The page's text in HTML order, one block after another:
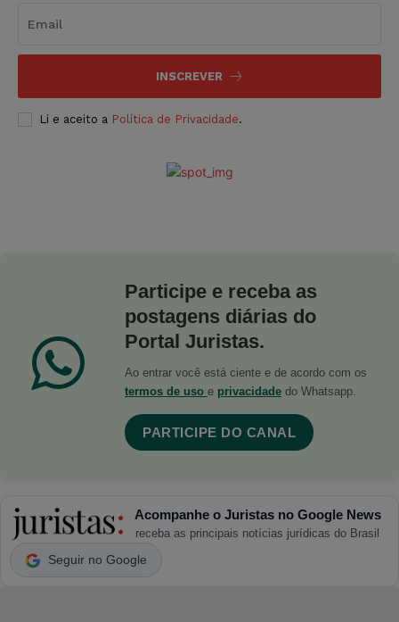
INSCREVER
Li e aceito a Política de Privacidade.
Participe e receba as
postagens diárias do
Portal Juristas.
Ao entrar você está ciente e de acordo com os
termos de uso e privacidade do Whatsapp.
PARTICIPE DO CANAL
Acompanhe o Juristas no Google News
receba as principais notícias jurídicas do Brasil
Seguir no Google